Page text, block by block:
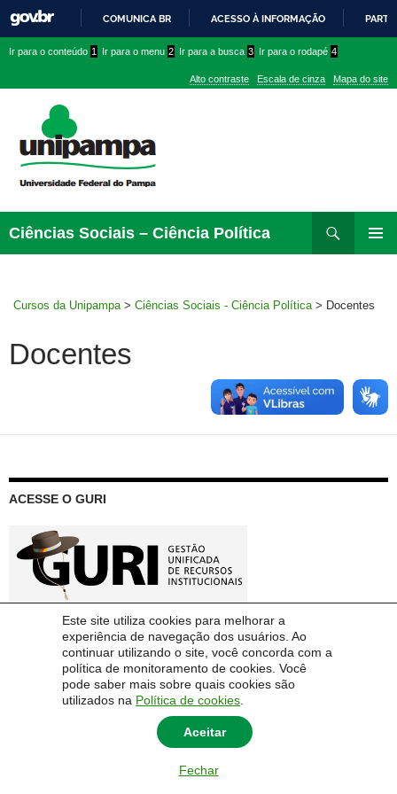
Este site utiliza cookies para melhorar a
experiência de navegação dos usuários. Ao
continuar utilizando o site, você concorda com a
política de monitoramento de cookies. Você
pode saber mais sobre quais cookies são
utilizados na Política de cookies
Aceitar
Fechar
PARA
CONTEÚDO
COMUNICA BR ACESSO À INFORMAÇÃO
conteúdo
menu
superior
menu
Ir para o conteúdo 1 Ir para o menu 2 Ir para a busca 3 Ir para o rodapé 4
Alto contraste Escala de cinza Mapa do site
Ciências Sociais – Ciência Política
para
Cursos da Unipampa > Ciências Sociais - Ciência Política > Docentes
Docentes
ACESSE O GURI
© 2014 Universidade Federal do Pampa - UNIPAMPA